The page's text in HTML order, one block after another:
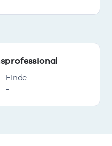
Einde
-